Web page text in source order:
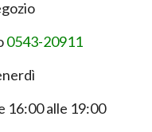
0543-20911
16:00 alle 19:00